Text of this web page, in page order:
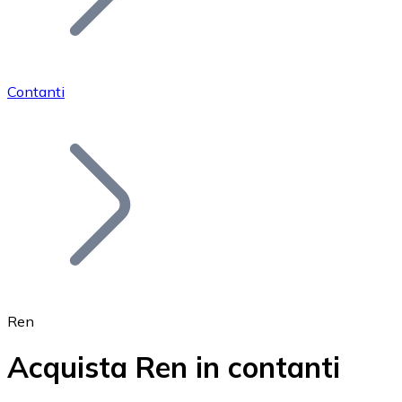
Bitcoin
Contanti
Ren
Acquista Ren in contanti